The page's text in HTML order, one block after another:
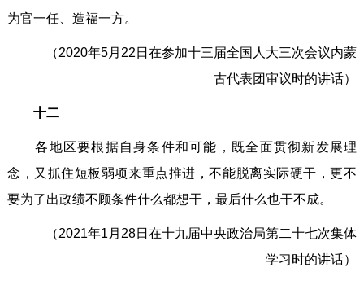
为官一任、造福一方。
（2020年5月22日在参加十三届全国人大三次会议内蒙
古代表团审议时的讲话）
十二
各地区要根据自身条件和可能，既全面贯彻新发展理
念，又抓住短板弱项来重点推进，不能脱离实际硬干，更不
要为了出政绩不顾条件什么都想干，最后什么也干不成。
（2021年1月28日在十九届中央政治局第二十七次集体
学习时的讲话）